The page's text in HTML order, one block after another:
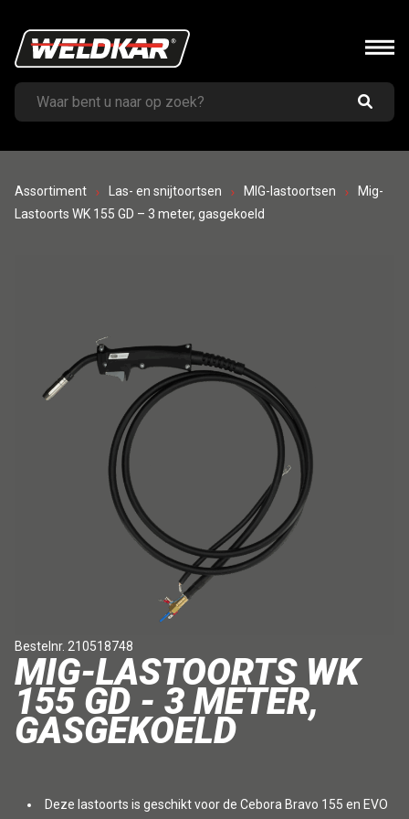
Assortiment Las- en snijtoortsen MIG-lastoortsen
Mig-
Lastoorts WK 155 GD – 3 meter, gasgekoeld
Bestelnr. 210518748
MIG-LASTOORTS WK
155 GD - 3 METER,
GASGEKOELD
Deze lastoorts is geschikt voor de Cebora Bravo 155 en EVO